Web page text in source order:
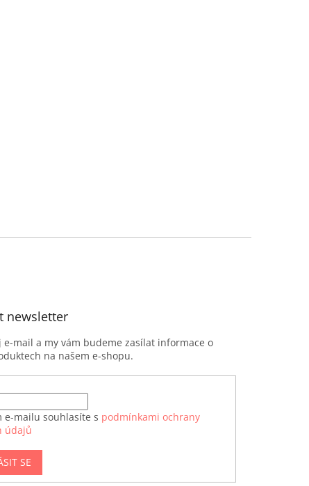
newsletter
e-mail a my vám budeme zasílat informace o
na našem e-shopu.
e-mailu souhlasíte s podmínkami ochrany
údajů
SE